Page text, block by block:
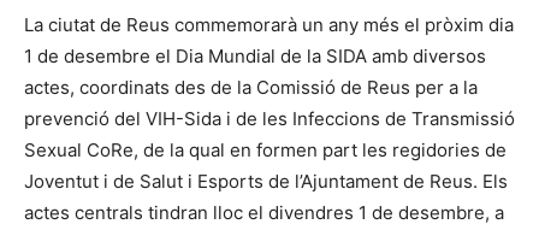
La ciutat de Reus commemorarà un any més el pròxim dia
1 de desembre el Dia Mundial de la SIDA amb diversos
actes, coordinats des de la Comissió de Reus per a la
prevenció del VIH-Sida i de les Infeccions de Transmissió
Sexual CoRe, de la qual en formen part les regidories de
Joventut i de Salut i Esports de l’Ajuntament de Reus. Els
actes centrals tindran lloc el divendres 1 de desembre, a